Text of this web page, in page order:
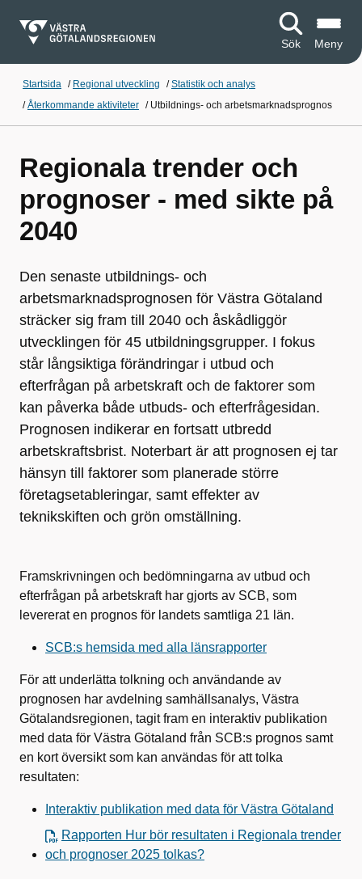
Sök Meny
Startsida / Regional utveckling /Statistik och analys
/Återkommande aktiviteter / Utbildnings- och arbetsmarknadsprognos
Regionala trender och
prognoser - med sikte på
2040
Den senaste utbildnings- och
arbetsmarknadsprognosen för Västra Götaland
sträcker sig fram till 2040 och åskådliggör
utvecklingen för 45 utbildningsgrupper. I fokus
står långsiktiga förändringar i utbud och
efterfrågan på arbetskraft och de faktorer som
kan påverka både utbuds- och efterfrågesidan.
Prognosen indikerar en fortsatt utbredd
arbetskraftsbrist. Noterbart är att prognosen ej tar
hänsyn till faktorer som planerade större
företagsetableringar, samt effekter av
teknikskiften och grön omställning.
Framskrivningen och bedömningarna av utbud och
efterfrågan på arbetskraft har gjorts av SCB, som
levererat en prognos för landets samtliga 21 län.
SCB:s hemsida med alla länsrapporter
För att underlätta tolkning och användande av
prognosen har avdelning samhällsanalys, Västra
Götalandsregionen, tagit fram en interaktiv publikation
med data för Västra Götaland från SCB:s prognos samt
en kort översikt som kan användas för att tolka
resultaten:
Interaktiv publikation med data för Västra Götaland
Rapporten Hur bör resultaten i Regionala trender
och prognoser 2025 tolkas?